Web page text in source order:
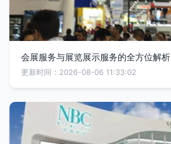
会展服务与展览展示服务的全方位解析
更新时间：2026-08-06 11:33:02